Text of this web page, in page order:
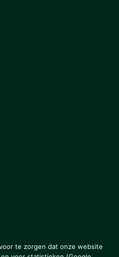
te zorgen dat onze website